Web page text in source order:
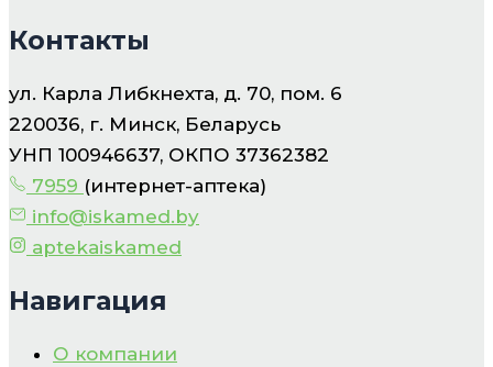
Контакты
ул. Карла Либкнехта, д. 70, пом. 6
220036, г. Минск, Беларусь
УНП 100946637, ОКПО 37362382
7959 (интернет-аптека)
info@iskamed.by
aptekaiskamed
Навигация
О компании